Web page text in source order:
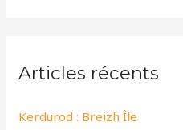
e
c
Articles récents
Kerdurod : Breizh Île